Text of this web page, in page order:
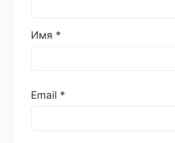
Имя *
Email *